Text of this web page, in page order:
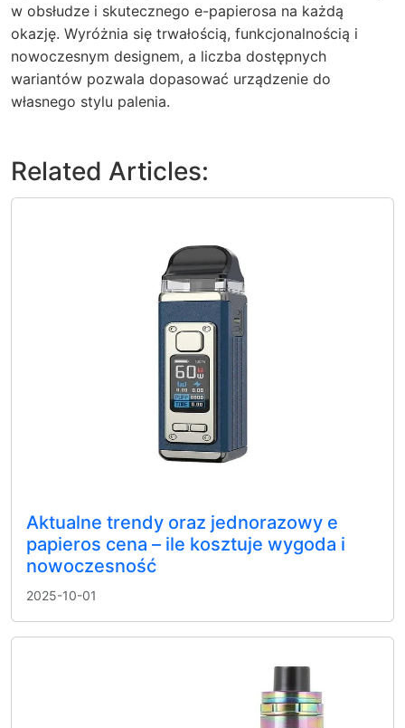
w obsłudze i skutecznego e-papierosa na każdą
okazję. Wyróżnia się trwałością, funkcjonalnością i
nowoczesnym designem, a liczba dostępnych
wariantów pozwala dopasować urządzenie do
własnego stylu palenia.
Related Articles:
Aktualne trendy oraz jednorazowy e
papieros cena – ile kosztuje wygoda i
nowoczesność
2025-10-01